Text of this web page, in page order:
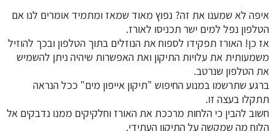
איפה לא שמענו את זה? נפוץ מאוד שמאז ומתמיד אומרים לנו אם
הטלפון נפל למים ישר תכניסו לאורז.
אז כן! האורז תפקידו לספוח את הנוזלים בתוך הטלפון ובכך להוזיל
משמעותית את עלויות התיקון ואת האפשרות שיהיה ניתן להשמיש
את הטלפון שנרטב.
ברגע שתרשמו במנוע החיפוש "תיקון אייפון מים" ככל הנראה
תתקלו בעצה זו.
חשוב להבין כי הלחות מרככת את האורז וחלקיקים ממנו נדבקים אל
הלוח מה שמקשה על התיקון העתידי.